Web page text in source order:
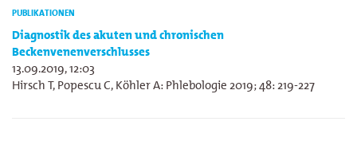
PUBLIKATIONEN
Diagnostik des akuten und chronischen
Beckenvenenverschlusses
13.09.2019, 12:03
Hirsch T, Popescu C, Köhler A: Phlebologie 2019; 48: 219-227